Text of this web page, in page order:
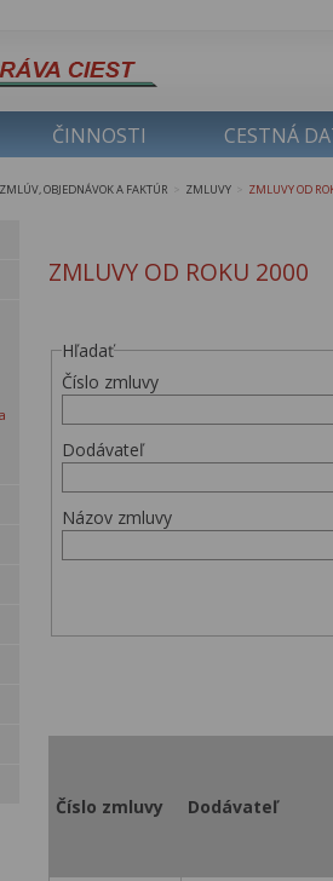
ČINNOSTI CESTNÁ
OBJEDNÁVOK A FAKTÚR ZMLUVY ZMLUVY OD
ZMLUVY OD ROKU 2000
Hľadať
Číslo zmluvy
Dodávateľ
Názov zmluvy
Číslo zmluvy Dodávateľ